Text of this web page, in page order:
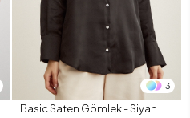
13
Basic Saten Gömlek - Siyah